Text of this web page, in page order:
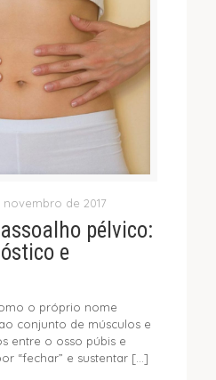
novembro de 2017
pélvico:
e
o próprio nome
conjunto de músculos e
entre o osso púbis e
“fechar” e sustentar[…]